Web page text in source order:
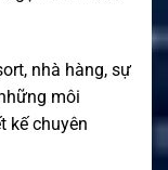
nhà hàng, sự
môi
kế chuyên